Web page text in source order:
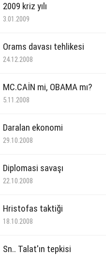
2009 kriz yılı
3.01.2009
Orams davası tehlikesi
24.12.2008
MC.CAİN mi, OBAMA mı?
5.11.2008
Daralan ekonomi
29.10.2008
Diplomasi savaşı
22.10.2008
Hristofas taktiği
18.10.2008
Sn.. Talat'ın tepkisi